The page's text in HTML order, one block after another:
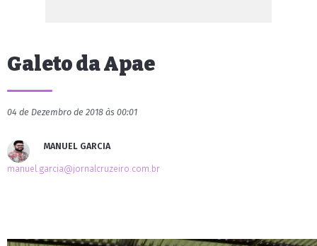
Galeto da Apae
04 de Dezembro de 2018 às 00:01
MANUEL GARCIA
manuel.garcia@jornalcruzeiro.com.br